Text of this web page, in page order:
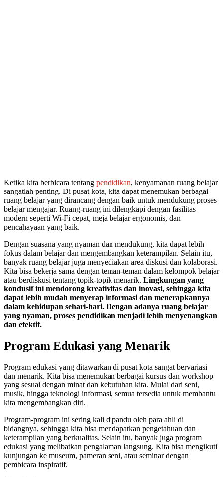
Ketika kita berbicara tentang pendidikan, kenyamanan ruang belajar
sangatlah penting. Di pusat kota, kita dapat menemukan berbagai
ruang belajar yang dirancang dengan baik untuk mendukung proses
belajar mengajar. Ruang-ruang ini dilengkapi dengan fasilitas
modern seperti Wi-Fi cepat, meja belajar ergonomis, dan
pencahayaan yang baik.
Dengan suasana yang nyaman dan mendukung, kita dapat lebih
fokus dalam belajar dan mengembangkan keterampilan. Selain itu,
banyak ruang belajar juga menyediakan area diskusi dan kolaborasi.
Kita bisa bekerja sama dengan teman-teman dalam kelompok belajar
atau berdiskusi tentang topik-topik menarik. Lingkungan yang
kondusif ini mendorong kreativitas dan inovasi, sehingga kita
dapat lebih mudah menyerap informasi dan menerapkannya
dalam kehidupan sehari-hari. Dengan adanya ruang belajar
yang nyaman, proses pendidikan menjadi lebih menyenangkan
dan efektif.
Program Edukasi yang Menarik
Program edukasi yang ditawarkan di pusat kota sangat bervariasi
dan menarik. Kita bisa menemukan berbagai kursus dan workshop
yang sesuai dengan minat dan kebutuhan kita. Mulai dari seni,
musik, hingga teknologi informasi, semua tersedia untuk membantu
kita mengembangkan diri.
Program-program ini sering kali dipandu oleh para ahli di
bidangnya, sehingga kita bisa mendapatkan pengetahuan dan
keterampilan yang berkualitas. Selain itu, banyak juga program
edukasi yang melibatkan pengalaman langsung. Kita bisa mengikuti
kunjungan ke museum, pameran seni, atau seminar dengan
pembicara inspiratif.